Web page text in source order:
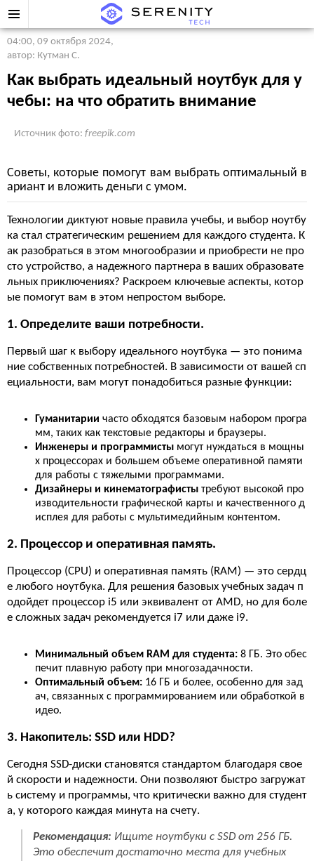
04:00, 09 октября 2024,
автор: Кутман С.
Как выбрать идеальный ноутбук для у
чебы: на что обратить внимание
Источник фото: freepik.com
Советы, которые помогут вам выбрать оптимальный в
ариант и вложить деньги с умом.
Технологии диктуют новые правила учебы, и выбор ноутбу
ка стал стратегическим решением для каждого студента. К
ак разобраться в этом многообразии и приобрести не про
сто устройство, а надежного партнера в ваших образовате
льных приключениях? Раскроем ключевые аспекты, котор
ые помогут вам в этом непростом выборе.
1. Определите ваши потребности.
Первый шаг к выбору идеального ноутбука — это понима
ние собственных потребностей. В зависимости от вашей сп
ециальности, вам могут понадобиться разные функции:
Гуманитарии часто обходятся базовым набором програ
мм, таких как текстовые редакторы и браузеры.
Инженеры и программисты могут нуждаться в мощны
х процессорах и большем объеме оперативной памяти
для работы с тяжелыми программами.
Дизайнеры и кинематографисты требуют высокой про
изводительности графической карты и качественного д
исплея для работы с мультимедийным контентом.
2. Процессор и оперативная память.
Процессор (CPU) и оперативная память (RAM) — это сердц
е любого ноутбука. Для решения базовых учебных задач п
одойдет процессор i5 или эквивалент от AMD, но для боле
е сложных задач рекомендуется i7 или даже i9.
Минимальный объем RAM для студента: 8 ГБ. Это обес
печит плавную работу при многозадачности.
Оптимальный объем: 16 ГБ и более, особенно для зад
ач, связанных с программированием или обработкой в
идео.
3. Накопитель: SSD или HDD?
Сегодня SSD-диски становятся стандартом благодаря свое
й скорости и надежности. Они позволяют быстро загружат
ь систему и программы, что критически важно для студент
а, у которого каждая минута на счету.
Рекомендация: Ищите ноутбуки с SSD от 256 ГБ.
Это обеспечит достаточно места для учебных